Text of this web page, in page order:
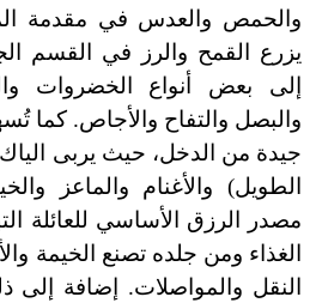
والحمص والعدس في مقدمة
يزرع القمح والرز في القسم
إلى بعض أنواع الخضروات
والبصل والتفاح والأجاص. كما
جيدة من الدخل، حيث يربى الياك
الطويل) والأغنام والماعز
مصدر الرزق الأساسي للعائلة
الغذاء ومن جلده تصنع الخيمة
النقل والمواصلات. إضافة إلى